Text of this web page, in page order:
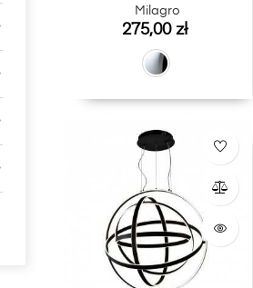
Milagro
Cena
275,00 zł